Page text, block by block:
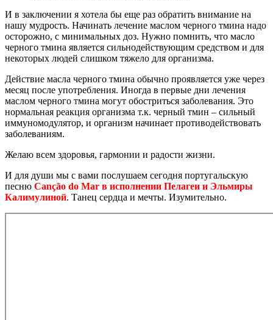
И в заключении я хотела бы еще раз обратить внимание на
нашу мудрость. Начинать лечение маслом черного тмина надо
осторожно, с минимальных доз. Нужно помнить, что масло
черного тмина является сильнодействующим средством и для
некоторых людей слишком тяжело для организма.
Действие масла черного тмина обычно проявляется уже через
месяц после употребления. Иногда в первые дни лечения
маслом черного тмина могут обостриться заболевания. Это
нормальная реакция организма т.к. черный тмин – сильный
иммуномодулятор, и организм начинает противодействовать
заболеваниям.
Желаю всем здоровья, гармонии и радости жизни.
И для души мы с вами послушаем сегодня португальскую
песню Canção do Mar в исполнении Пелагеи и Эльмиры
Калимулиной. Танец сердца и мечты. Изумительно.